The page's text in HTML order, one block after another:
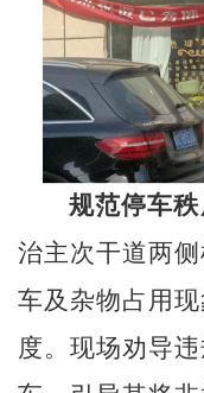
规范停车
治主次干道两侧
车及杂物占用
度。现场劝导